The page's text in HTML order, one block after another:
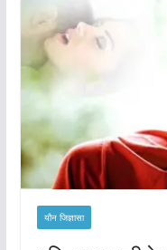
यौन जिज्ञासा